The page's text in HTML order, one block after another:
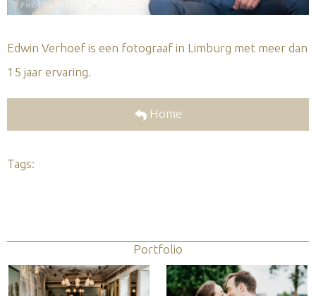
Edwin Verhoef is een fotograaf in Limburg met meer dan
15 jaar ervaring.
Home
Tags:
Portfolio